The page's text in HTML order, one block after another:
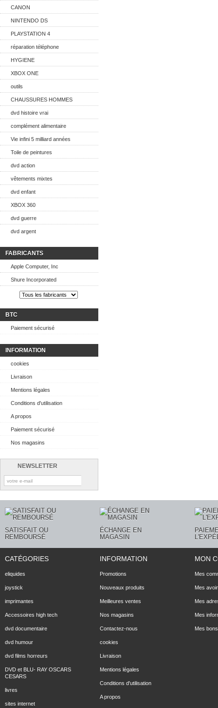
CANON
NINTENDO DS
PLAYSTATION 4
réparation téléphone
HYGIENE
XBOX ONE
outils
CHAUSSURES HOMMES
dvd histoire vrai
complément alimentaire
Vie infini 5 milliard années
Toile de peintures
dvd action
vêtements mixtes
dvd enfant
XBOX 360
dvd guerre
dvd argent
FABRICANTS
Apple Computer, Inc
Shure Incorporated
BTC
Paiement sécurisé
INFORMATION
cookies
Livraison
Mentions légales
Conditions d'utilisation
A propos
Paiement sécurisé
Nos magasins
NEWSLETTER
SATISFAIT OU
REMBOURSÉ
ÉCHANGE EN
MAGASIN
CATÉGORIES
eliquides
joystick
imprimantes
Accessoires high tech
dvd documentaire
dvd humour
dvd films horreurs
DVD et BLU- RAY OSCARS
CESARS
livres
sites internet
INFORMATION
Promotions
Nouveaux produits
Meilleures ventes
Nos magasins
Contactez-nous
cookies
Livraison
Mentions légales
Conditions d'utilisation
A propos
MON
Mes
Mes
Mes
Mes
Mes